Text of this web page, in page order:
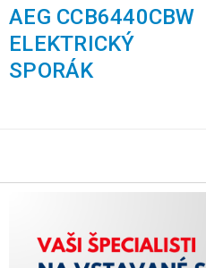
AEG CCB6440CBW
ELEKTRICKÝ
SPORÁK